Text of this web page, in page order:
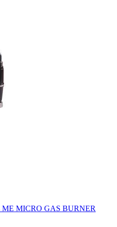
MICRO GAS BURNER